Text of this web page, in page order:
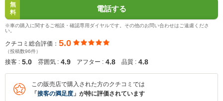
無
料
電話する
※車の購入に関するご相談・確認専用ダイヤルです。その他のお問い合わせはご遠慮くださ
い。
クチコミ総合評価： 5.0
（投稿数96件）
接客 : 5.0 雰囲気 : 4.9 アフター : 4.8 品質 : 4.8
この販売店で購入された方のクチコミでは
「 接客の満足度 」が特に評価されています